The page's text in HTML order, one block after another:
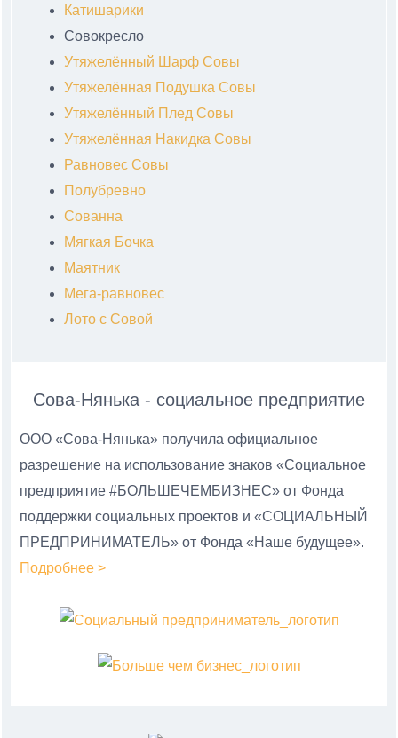
Катишарики
Совокресло
Утяжелённый Шарф Совы
Утяжелённая Подушка Совы
Утяжелённый Плед Совы
Утяжелённая Накидка Совы
Равновес Совы
Полубревно
Сованна
Мягкая Бочка
Маятник
Мега-равновес
Лото с Совой
Сова-Нянька - социальное предприятие
ООО «Сова-Нянька» получила официальное
разрешение на использование знаков «Социальное
предприятие #БОЛЬШЕЧЕМБИЗНЕС» от Фонда
поддержки социальных проектов и «СОЦИАЛЬНЫЙ
ПРЕДПРИНИМАТЕЛЬ» от Фонда «Наше будущее».
Подробнее >